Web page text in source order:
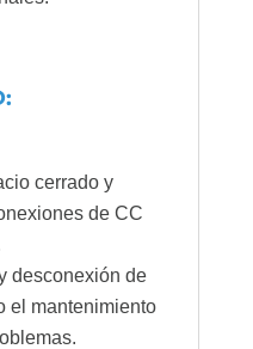
cerrado y
de CC
desconexión de
el mantenimiento